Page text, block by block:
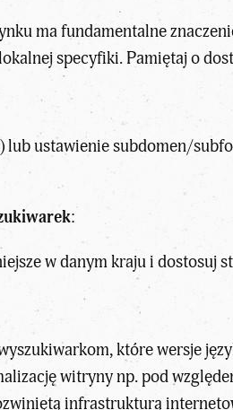
ma fundamentalne
specyfiki. Pamiętaj o
lub ustawienie subdomen/
:
w danym kraju i dostosuj
które wersje
witryny np. pod
infrastrukturą